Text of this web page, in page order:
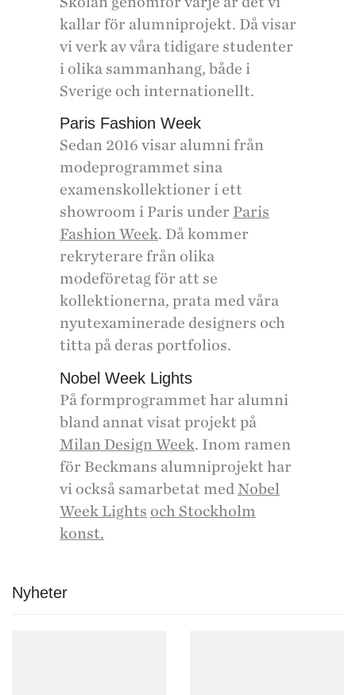
kallar för alumniprojekt. Då visar
vi verk av våra tidigare studenter
i olika sammanhang, både i
Sverige och internationellt.
Paris Fashion Week
Sedan 2016 visar alumni från
modeprogrammet sina
examenskollektioner i ett
showroom i Paris under Paris
Fashion Week. Då kommer
rekryterare från olika
modeföretag för att se
kollektionerna, prata med våra
nyutexaminerade designers och
titta på deras portfolios.
Nobel Week Lights
På formprogrammet har alumni
bland annat visat projekt på
Milan Design Week. Inom ramen
för Beckmans alumniprojekt har
vi också samarbetat med Nobel
Week Lights och Stockholm
konst.
Nyheter